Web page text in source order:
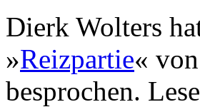
Dierk Wolters
»Reizpartie«
besprochen.